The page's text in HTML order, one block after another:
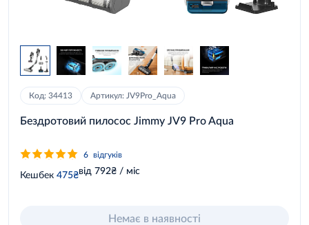
Код: 34413 Артикул: JV9Pro_Aqua
Бездротовий пилосос Jimmy JV9 Pro Aqua
6 відгуків
Кешбек 475₴від 792₴ / міс
Немає в наявності